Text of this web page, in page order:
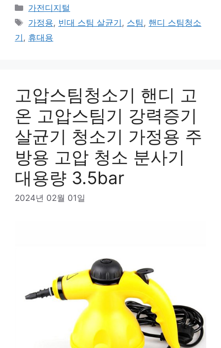
카
테
고
리
가전디지털
태
그
가정용, 빈대 스팀 살균기 , 스팀 , 핸디 스팀청소
기 , 휴대용
고압스팀청소기 핸디 고
온 고압스팀기 강력증기
살균기 청소기 가정용 주
방용 고압 청소 분사기
대용량 3.5bar
2024년 02월 01일